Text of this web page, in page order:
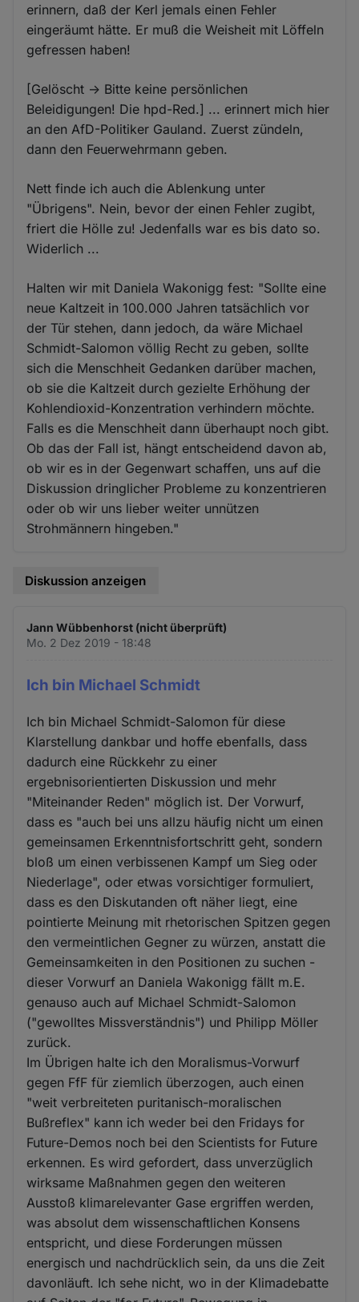
erinnern, daß der Kerl jemals einen Fehler
eingeräumt hätte. Er muß die Weisheit mit Löffeln
gefressen haben!
[Gelöscht -> Bitte keine persönlichen
Beleidigungen! Die hpd-Red.] ... erinnert mich hier
an den AfD-Politiker Gauland. Zuerst zündeln,
dann den Feuerwehrmann geben.
Nett finde ich auch die Ablenkung unter
"Übrigens". Nein, bevor der einen Fehler zugibt,
friert die Hölle zu! Jedenfalls war es bis dato so.
Widerlich ...
Halten wir mit Daniela Wakonigg fest: "Sollte eine
neue Kaltzeit in 100.000 Jahren tatsächlich vor
der Tür stehen, dann jedoch, da wäre Michael
Schmidt-Salomon völlig Recht zu geben, sollte
sich die Menschheit Gedanken darüber machen,
ob sie die Kaltzeit durch gezielte Erhöhung der
Kohlendioxid-Konzentration verhindern möchte.
Falls es die Menschheit dann überhaupt noch gibt.
Ob das der Fall ist, hängt entscheidend davon ab,
ob wir es in der Gegenwart schaffen, uns auf die
Diskussion dringlicher Probleme zu konzentrieren
oder ob wir uns lieber weiter unnützen
Strohmännern hingeben."
Diskussion anzeigen
Jann Wübbenhorst (nicht überprüft)
Mo. 2 Dez 2019 - 18:48
Ich bin Michael Schmidt
Ich bin Michael Schmidt-Salomon für diese
Klarstellung dankbar und hoffe ebenfalls, dass
dadurch eine Rückkehr zu einer
ergebnisorientierten Diskussion und mehr
"Miteinander Reden" möglich ist. Der Vorwurf,
dass es "auch bei uns allzu häufig nicht um einen
gemeinsamen Erkenntnisfortschritt geht, sondern
bloß um einen verbissenen Kampf um Sieg oder
Niederlage", oder etwas vorsichtiger formuliert,
dass es den Diskutanden oft näher liegt, eine
pointierte Meinung mit rhetorischen Spitzen gegen
den vermeintlichen Gegner zu würzen, anstatt die
Gemeinsamkeiten in den Positionen zu suchen -
dieser Vorwurf an Daniela Wakonigg fällt m.E.
genauso auch auf Michael Schmidt-Salomon
("gewolltes Missverständnis") und Philipp Möller
zurück.
Im Übrigen halte ich den Moralismus-Vorwurf
gegen FfF für ziemlich überzogen, auch einen
"weit verbreiteten puritanisch-moralischen
Bußreflex" kann ich weder bei den Fridays for
Future-Demos noch bei den Scientists for Future
erkennen. Es wird gefordert, dass unverzüglich
wirksame Maßnahmen gegen den weiteren
Ausstoß klimarelevanter Gase ergriffen werden,
was absolut dem wissenschaftlichen Konsens
entspricht, und diese Forderungen müssen
energisch und nachdrücklich sein, da uns die Zeit
davonläuft. Ich sehe nicht, wo in der Klimadebatte